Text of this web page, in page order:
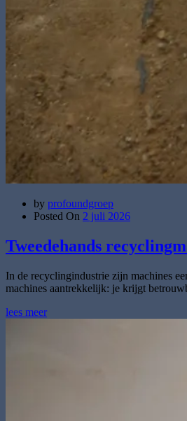
by profoundgroep
Posted On 2 juli 2026
Tweedehands
In de recyclingindustrie zijn machines
machines aantrekkelijk: je krijgt
lees meer